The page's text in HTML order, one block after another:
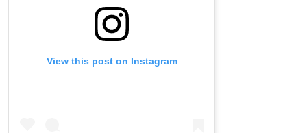
View this post on Instagram